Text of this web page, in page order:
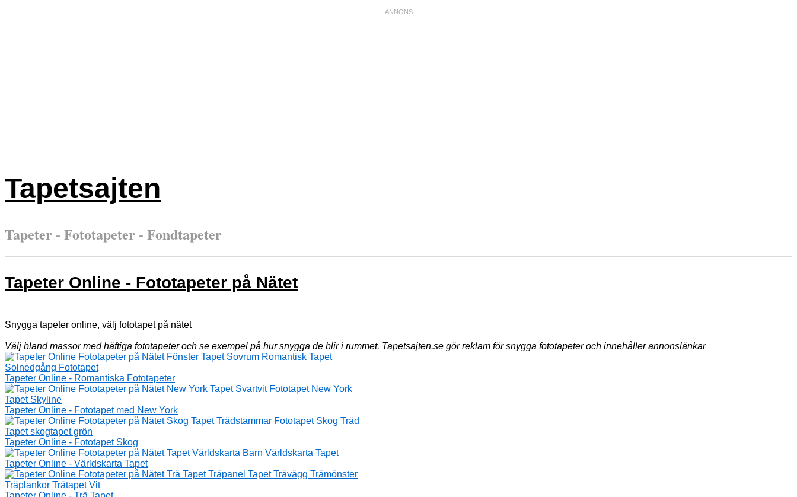
Tapetsajten
Tapeter - Fototapeter - Fondtapeter
Tapeter Online - Fototapeter på Nätet
Snygga tapeter online, välj fototapet på nätet
Välj bland massor med häftiga fototapeter och se exempel på hur snygga de blir i rummet. Tapetsajten.se gör reklam för snygga fototapeter och innehåller annonslänkar
Tapeter Online - Romantiska Fototapeter
Tapeter Online - Fototapet med New York
Tapeter Online - Fototapet Skog
Tapeter Online - Världskarta Tapet